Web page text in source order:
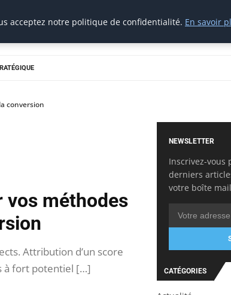
conversion
vos méthodes
Attribution d’un score
à fort potentiel […]
NEWSLETTER
Inscrivez-vous
derniers
votre boîte
CATÉGORIES
acceptez notre politique de confidentialité. En savoir